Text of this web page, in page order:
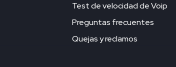
Test de velocidad de Voip
Preguntas frecuentes
Quejas y reclamos